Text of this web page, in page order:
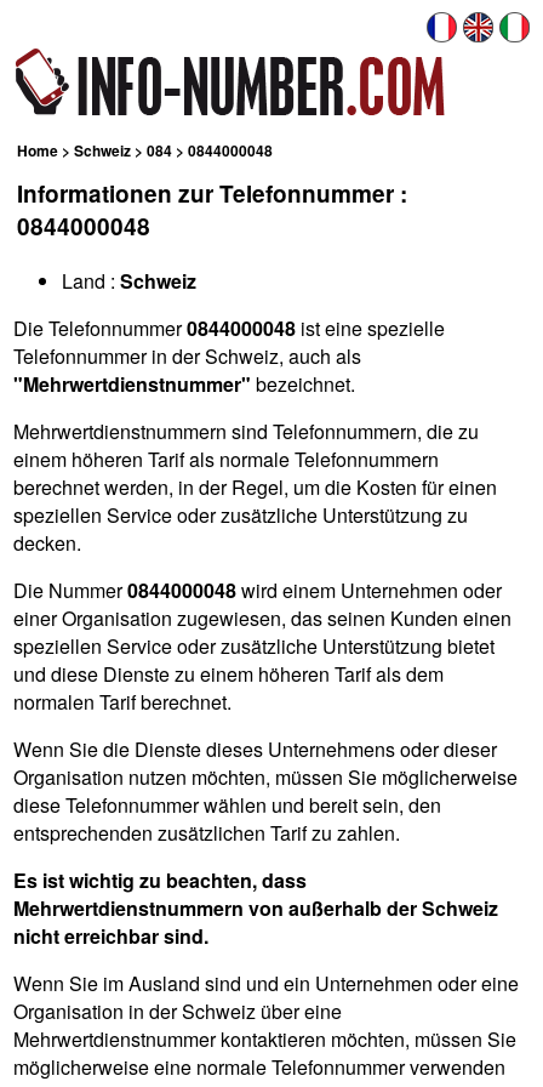
Home >Schweiz >084 > 0844000048
Informationen zur Telefonnummer :
0844000048
Land :Schweiz
Die Telefonnummer0844000048 ist eine spezielle
Telefonnummer in der Schweiz, auch als
"Mehrwertdienstnummer" bezeichnet.
Mehrwertdienstnummern sind Telefonnummern, die zu
einem höheren Tarif als normale Telefonnummern
berechnet werden, in der Regel, um die Kosten für einen
speziellen Service oder zusätzliche Unterstützung zu
decken.
Die Nummer0844000048wird einem Unternehmen oder
einer Organisation zugewiesen, das seinen Kunden einen
speziellen Service oder zusätzliche Unterstützung bietet
und diese Dienste zu einem höheren Tarif als dem
normalen Tarif berechnet.
Wenn Sie die Dienste dieses Unternehmens oder dieser
Organisation nutzen möchten, müssen Sie möglicherweise
diese Telefonnummer wählen und bereit sein, den
entsprechenden zusätzlichen Tarif zu zahlen.
Es ist wichtig zu beachten, dass
Mehrwertdienstnummern von außerhalb der Schweiz
nicht erreichbar sind.
Wenn Sie im Ausland sind und ein Unternehmen oder eine
Organisation in der Schweiz über eine
Mehrwertdienstnummer kontaktieren möchten, müssen Sie
möglicherweise eine normale Telefonnummer verwenden